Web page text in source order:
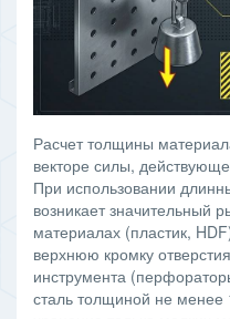
Расчет толщины
векторе силы,
При использовании
возникает значительный
материалах (пластик,
верхнюю кромку
инструмента
сталь толщиной не менее